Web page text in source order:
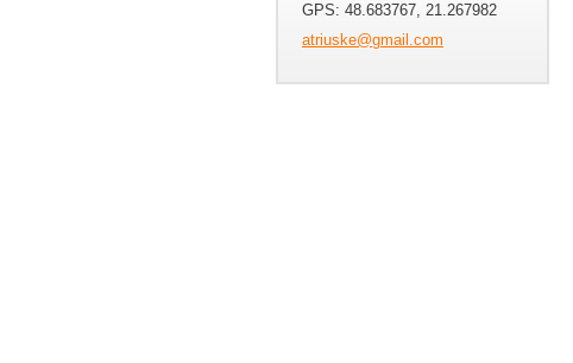
GPS: 48.683767, 21.267982
atriuske@gmail.com